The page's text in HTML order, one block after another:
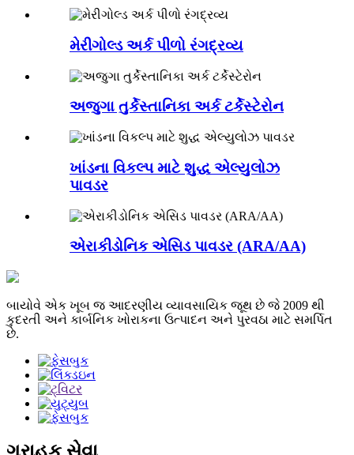
મેરીગોલ્ડ અર્ક પીળો રંગદ્રવ્ય
અજુગા તુર્કેસ્તાનિકા અર્ક ટર્કેસ્ટેરોન
ખાંડના વિકલ્પ માટે શુદ્ધ એલ્યુલોઝ
પાવડર
એરાકીડોનિક એસિડ પાવડર (ARA/AA)
બાયોવે એક ખૂબ જ આદરણીય વ્યાવસાયિક જૂથ છે જે 2009 થી
કુદરતી અને કાર્બનિક ખોરાકના ઉત્પાદન અને પુરવઠા માટે સમર્પિત
છે.